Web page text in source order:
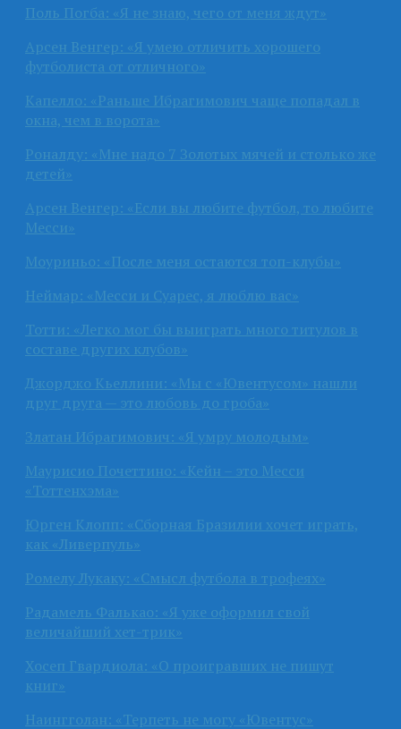
Поль Погба: «Я не знаю, чего от меня ждут»
Арсен Венгер: «Я умею отличить хорошего
футболиста от отличного»
Капелло: «Раньше Ибрагимович чаще попадал в
окна, чем в ворота»
Роналду: «Мне надо 7 Золотых мячей и столько же
детей»
Арсен Венгер: «Если вы любите футбол, то любите
Месси»
Моуриньо: «После меня остаются топ-клубы»
Неймар: «Месси и Суарес, я люблю вас»
Тотти: «Легко мог бы выиграть много титулов в
составе других клубов»
Джорджо Кьеллини: «Мы с «Ювентусом» нашли
друг друга — это любовь до гроба»
Златан Ибрагимович: «Я умру молодым»
Маурисио Почеттино: «Кейн – это Месси
«Тоттенхэма»
Юрген Клопп: «Сборная Бразилии хочет играть,
как «Ливерпуль»
Ромелу Лукаку: «Смысл футбола в трофеях»
Радамель Фалькао: «Я уже оформил свой
величайший хет-трик»
Хосеп Гвардиола: «О проигравших не пишут
книг»
Наингголан: «Терпеть не могу «Ювентус»